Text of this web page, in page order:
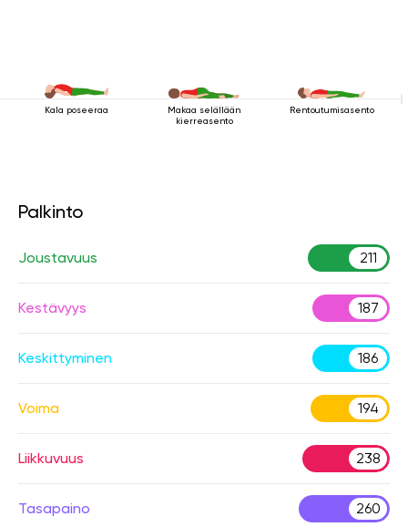
Kala poseeraa
Makaa selällään
kierreasento
Rentoutumisasento
Palkinto
Joustavuus 211
Kestävyys 187
Keskittyminen 186
Voima 194
Liikkuvuus 238
Tasapaino 260